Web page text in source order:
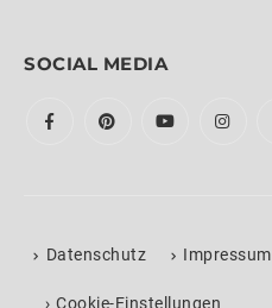
SOCIAL MEDIA
Datenschutz Impressum
› Cookie-Einstellungen